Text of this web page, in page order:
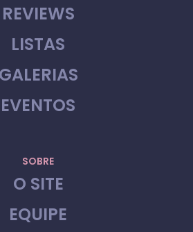
REVIEWS
LISTAS
GALERIAS
EVENTOS
SOBRE
O SITE
EQUIPE